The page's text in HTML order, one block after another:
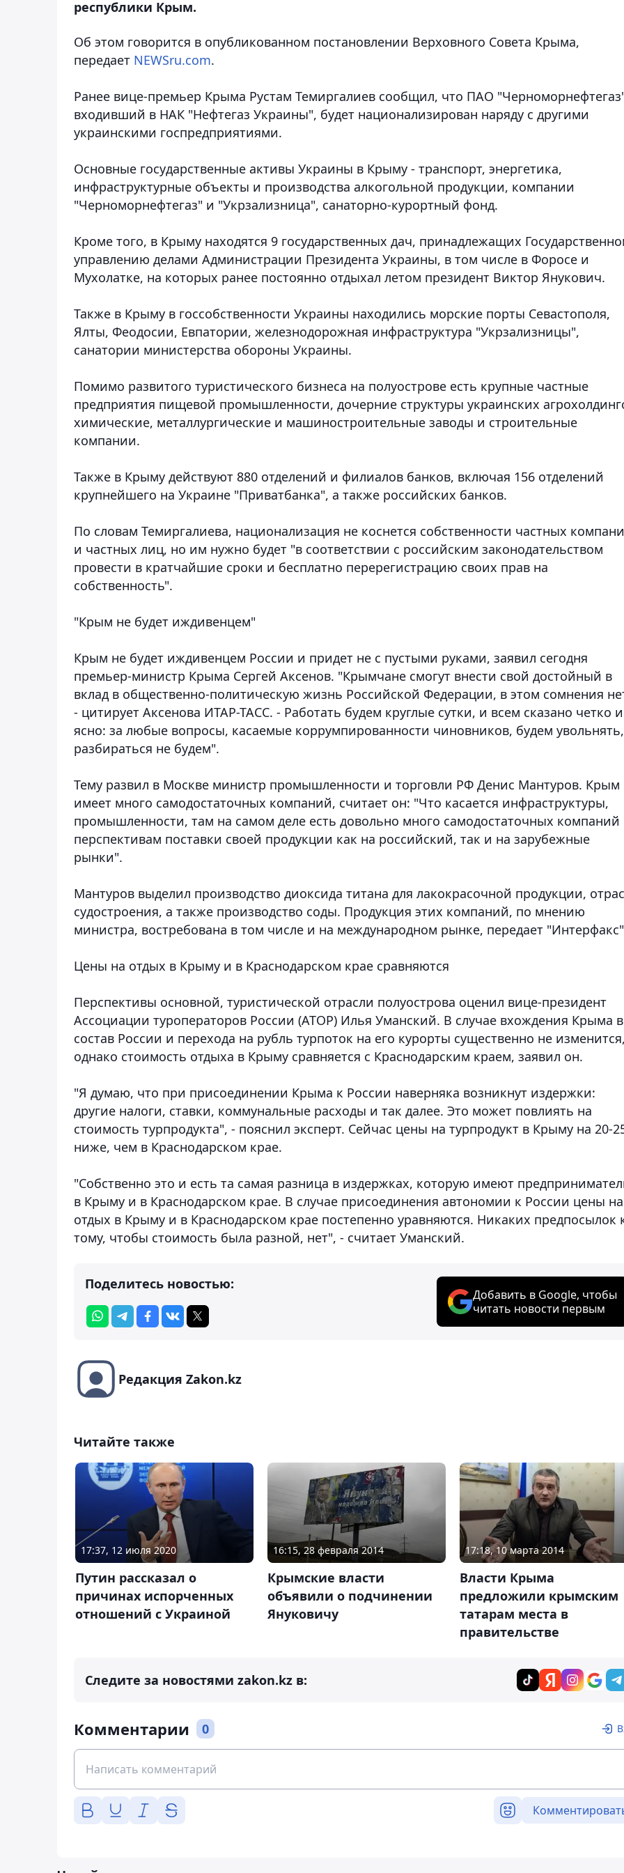
республики Крым.
Об этом говорится в опубликованном постановлении Верховного Совета Крыма,
передает NEWSru.com.
Ранее вице-премьер Крыма Рустам Темиргалиев сообщил, что ПАО
входивший в НАК "Нефтегаз Украины", будет национализирован наряду с другими
украинскими госпредприятиями.
Основные государственные активы Украины в Крыму - транспорт, энергетика,
инфраструктурные объекты и производства алкогольной продукции, компании
"Черноморнефтегаз" и "Укрзализница", санаторно-курортный фонд.
Кроме того, в Крыму находятся 9 государственных дач, принадлежащих
управлению делами Администрации Президента Украины, в том числе в Форосе и
Мухолатке, на которых ранее постоянно отдыхал летом президент Виктор Янукович.
Также в Крыму в госсобственности Украины находились морские порты Севастополя,
Ялты, Феодосии, Евпатории, железнодорожная инфраструктура "Укрзализницы",
санатории министерства обороны Украины.
Помимо развитого туристического бизнеса на полуострове есть крупные частные
предприятия пищевой промышленности, дочерние структуры украинских
химические, металлургические и машиностроительные заводы и строительные
компании.
Также в Крыму действуют 880 отделений и филиалов банков, включая 156 отделений
крупнейшего на Украине "Приватбанка", а также российских банков.
По словам Темиргалиева, национализация не коснется собственности частных
и частных лиц, но им нужно будет "в соответствии с российским законодательством
провести в кратчайшие сроки и бесплатно перерегистрацию своих прав на
собственность".
"Крым не будет иждивенцем"
Крым не будет иждивенцем России и придет не с пустыми руками, заявил сегодня
премьер-министр Крыма Сергей Аксенов. "Крымчане смогут внести свой достойный в
вклад в общественно-политическую жизнь Российской Федерации, в этом сомнения
- цитирует Аксенова ИТАР-ТАСС. - Работать будем круглые сутки, и всем сказано четко и
ясно: за любые вопросы, касаемые коррумпированности чиновников, будем увольнять,
разбираться не будем".
Тему развил в Москве министр промышленности и торговли РФ Денис Мантуров. Крым
имеет много самодостаточных компаний, считает он: "Что касается инфраструктуры,
промышленности, там на самом деле есть довольно много самодостаточных компаний
перспективам поставки своей продукции как на российский, так и на зарубежные
рынки".
Мантуров выделил производство диоксида титана для лакокрасочной продукции,
судостроения, а также производство соды. Продукция этих компаний, по мнению
министра, востребована в том числе и на международном рынке, передает
Цены на отдых в Крыму и в Краснодарском крае сравняются
Перспективы основной, туристической отрасли полуострова оценил вице-президент
Ассоциации туроператоров России (АТОР) Илья Уманский. В случае вхождения Крыма в
состав России и перехода на рубль турпоток на его курорты существенно не изменится,
однако стоимость отдыха в Крыму сравняется с Краснодарским краем, заявил он.
"Я думаю, что при присоединении Крыма к России наверняка возникнут издержки:
другие налоги, ставки, коммунальные расходы и так далее. Это может повлиять на
стоимость турпродукта", - пояснил эксперт. Сейчас цены на турпродукт в Крыму на 20-
ниже, чем в Краснодарском крае.
"Собственно это и есть та самая разница в издержках, которую имеют
в Крыму и в Краснодарском крае. В случае присоединения автономии к России цены на
отдых в Крыму и в Краснодарском крае постепенно уравняются. Никаких предпосылок
тому, чтобы стоимость была разной, нет", - считает Уманский.
Поделитесь новостью:
Добавить в Google, чтобы
читать новости первым
Редакция Zakon.kz
Читайте также
17:37, 12 июля 2020
Путин рассказал о
причинах испорченных
отношений с Украиной
16:15, 28 февраля 2014
Крымские власти
объявили о подчинении
Януковичу
17:18, 10 марта 2014
Власти Крыма
предложили крымским
татарам места в
правительстве
Следите за новостями zakon.kz в:
Комментарии 0